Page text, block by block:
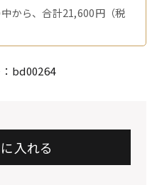
中から、合計21,600円（税
bd00264